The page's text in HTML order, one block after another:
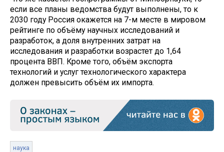
если все планы ведомства будут выполнены, то к
2030 году Россия окажется на 7-м месте в мировом
рейтинге по объёму научных исследований и
разработок, а доля внутренних затрат на
исследования и разработки возрастет до 1,64
процента ВВП. Кроме того, объём экспорта
технологий и услуг технологического характера
должен превысить объём их импорта.
наука